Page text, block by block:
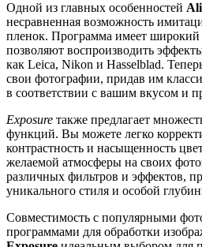
Одной из главных особенностей
несравненная возможность
пленок. Программа имеет
позволяют воспроизводить
как Leica, Nikon и Hasselblad.
свои фотографии, придав им
в соответствии с вашим вкусом и
Exposure также предлагает
функций. Вы можете легко
контрастность и насыщенность
желаемой атмосферы на своих
различных фильтров и эффектов,
уникального стиля и особой
Совместимость с популярными
программами для обработки